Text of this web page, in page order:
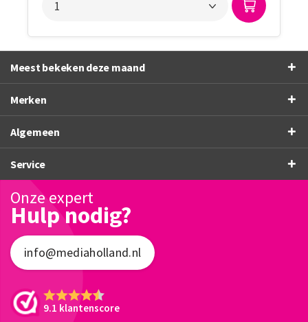
Meest bekeken deze maand
Merken
Algemeen
Service
Onze expert
Hulp nodig?
info@mediaholland.nl
9.1 klantenscore